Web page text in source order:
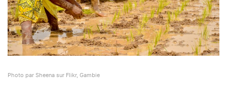
Photo par Sheena sur Flikr, Gambie